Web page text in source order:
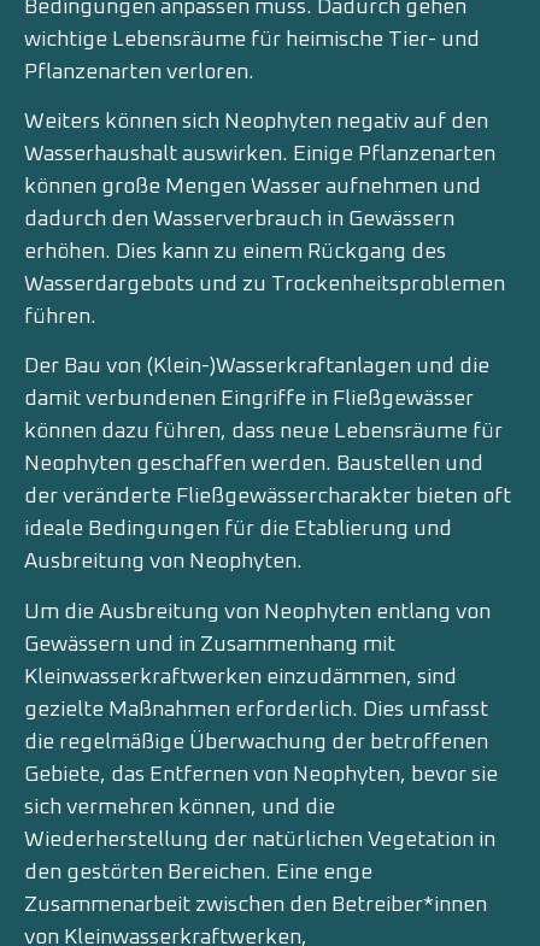
Bedingungen anpassen muss. Dadurch gehen
wichtige Lebensräume für heimische Tier- und
Pflanzenarten verloren.
Weiters können sich Neophyten negativ auf den
Wasserhaushalt auswirken. Einige Pflanzenarten
können große Mengen Wasser aufnehmen und
dadurch den Wasserverbrauch in Gewässern
erhöhen. Dies kann zu einem Rückgang des
Wasserdargebots und zu Trockenheitsproblemen
führen.
Der Bau von (Klein-)Wasserkraftanlagen und die
damit verbundenen Eingriffe in Fließgewässer
können dazu führen, dass neue Lebensräume für
Neophyten geschaffen werden. Baustellen und
der veränderte Fließgewässercharakter bieten oft
ideale Bedingungen für die Etablierung und
Ausbreitung von Neophyten.
Um die Ausbreitung von Neophyten entlang von
Gewässern und in Zusammenhang mit
Kleinwasserkraftwerken einzudämmen, sind
gezielte Maßnahmen erforderlich. Dies umfasst
die regelmäßige Überwachung der betroffenen
Gebiete, das Entfernen von Neophyten, bevor sie
sich vermehren können, und die
Wiederherstellung der natürlichen Vegetation in
den gestörten Bereichen. Eine enge
Zusammenarbeit zwischen den Betreiber*innen
von Kleinwasserkraftwerken,